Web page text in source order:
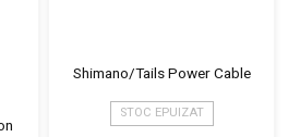
Shimano/Tails Power Cable
STOC EPUIZAT